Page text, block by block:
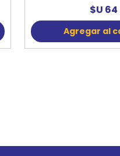
$U 64
Agregar al